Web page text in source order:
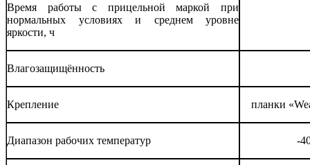
Время работы с прицельной маркой при
нормальных условиях и среднем уровне
яркости, ч
Влагозащищённость
Крепление планки
Диапазон рабочих температур -